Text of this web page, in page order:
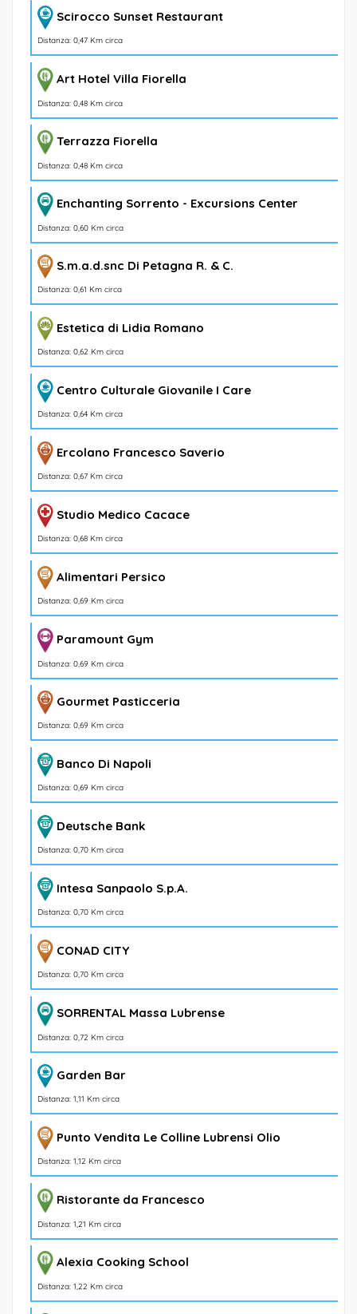
Scirocco Sunset Restaurant
Distanza: 0,47 Km circa
Art Hotel Villa Fiorella
Distanza: 0,48 Km circa
Terrazza Fiorella
Distanza: 0,48 Km circa
Enchanting Sorrento - Excursions Center
Distanza: 0,60 Km circa
S.m.a.d.snc Di Petagna R. & C.
Distanza: 0,61 Km circa
Estetica di Lidia Romano
Distanza: 0,62 Km circa
Centro Culturale Giovanile I Care
Distanza: 0,64 Km circa
Ercolano Francesco Saverio
Distanza: 0,67 Km circa
Studio Medico Cacace
Distanza: 0,68 Km circa
Alimentari Persico
Distanza: 0,69 Km circa
Paramount Gym
Distanza: 0,69 Km circa
Gourmet Pasticceria
Distanza: 0,69 Km circa
Banco Di Napoli
Distanza: 0,69 Km circa
Deutsche Bank
Distanza: 0,70 Km circa
Intesa Sanpaolo S.p.A.
Distanza: 0,70 Km circa
CONAD CITY
Distanza: 0,70 Km circa
SORRENTAL Massa Lubrense
Distanza: 0,72 Km circa
Garden Bar
Distanza: 1,11 Km circa
Punto Vendita Le Colline Lubrensi Olio
Distanza: 1,12 Km circa
Ristorante da Francesco
Distanza: 1,21 Km circa
Alexia Cooking School
Distanza: 1,22 Km circa